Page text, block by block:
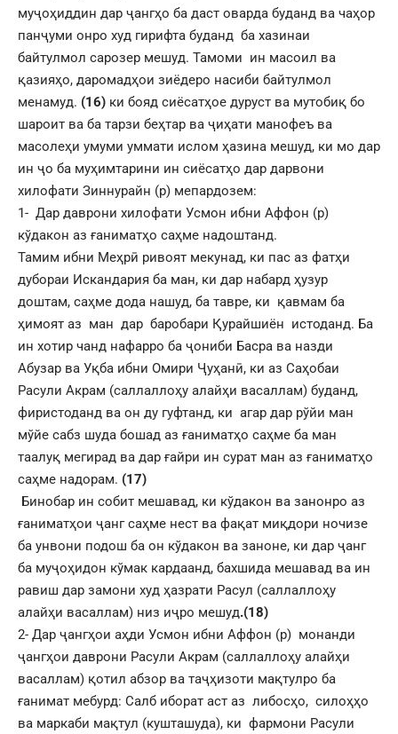
муҷоҳиддин дар ҷангҳо ба даст оварда буданд ва чаҳор
панҷуми онро худ гирифта буданд ба хазинаи
байтулмол сарозер мешуд. Тамоми ин масоил ва
қазияҳо, даромадҳои зиёдеро насиби байтулмол
менамуд. (16) ки бояд сиёсатҳое дуруст ва мутобиқ бо
шароит ва ба тарзи беҳтар ва ҷиҳати манофеъ ва
масолеҳи умуми уммати ислом ҳазина мешуд, ки мо дар
ин ҷо ба муҳимтарини ин сиёсатҳо дар дарвони
хилофати Зиннурайн (р) мепардозем:
1- Дар даврони хилофати Усмон ибни Аффон (р)
кўдакон аз ғаниматҳо саҳме надоштанд.
Тамим ибни Меҳрӣ ривоят мекунад, ки пас аз фатҳи
дубораи Искандария ба ман, ки дар набард ҳузур
доштам, саҳме дода нашуд, ба тавре, ки қавмам ба
ҳимоят аз ман дар баробари Қурайшиён истоданд. Ба
ин хотир чанд нафарро ба ҷониби Басра ва назди
Абузар ва Уқба ибни Омири Ҷуҳанӣ, ки аз Саҳобаи
Расули Акрам (саллаллоҳу алайҳи васаллам) буданд,
фиристоданд ва он ду гуфтанд, ки агар дар рўйи ман
мўйе сабз шуда бошад аз ғаниматҳо саҳме ба ман
таалуқ мегирад ва дар ғайри ин сурат ман аз ғаниматҳо
саҳме надорам. (17)
Бинобар ин собит мешавад, ки кўдакон ва занонро аз
ғаниматҳои ҷанг саҳме нест ва фақат миқдори ночизе
ба унвони подош ба он кўдакон ва заноне, ки дар ҷанг
ба муҷоҳидон кўмак кардаанд, бахшида мешавад ва ин
равиш дар замони худ ҳазрати Расул (саллаллоҳу
алайҳи васаллам) низ иҷро мешуд.(18)
2- Дар ҷангҳои аҳди Усмон ибни Аффон (р) монанди
ҷангҳои даврони Расули Акрам (саллаллоҳу алайҳи
васаллам) қотил абзор ва таҷҳизоти мақтулро ба
ғанимат мебурд: Салб иборат аст аз либосҳо, силоҳҳо
ва маркаби мақтул (кушташуда), ки фармони Расули